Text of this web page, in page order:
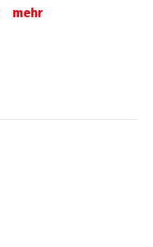
mehr